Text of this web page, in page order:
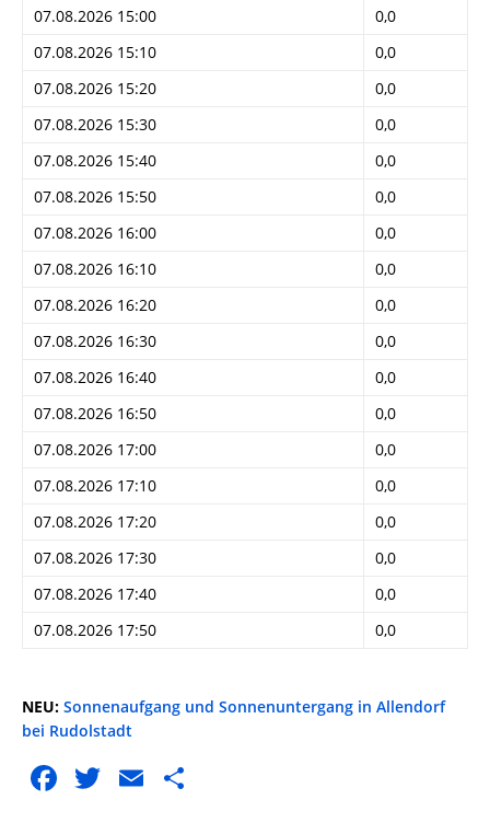
07.08.2026 15:00
0,0
07.08.2026 15:10
0,0
07.08.2026 15:20
0,0
07.08.2026 15:30
0,0
07.08.2026 15:40
0,0
07.08.2026 15:50
0,0
07.08.2026 16:00
0,0
07.08.2026 16:10
0,0
07.08.2026 16:20
0,0
07.08.2026 16:30
0,0
07.08.2026 16:40
0,0
07.08.2026 16:50
0,0
07.08.2026 17:00
0,0
07.08.2026 17:10
0,0
07.08.2026 17:20
0,0
07.08.2026 17:30
0,0
07.08.2026 17:40
0,0
07.08.2026 17:50
0,0
NEU: Sonnenaufgang und Sonnenuntergang in Allendorf
bei Rudolstadt
F T E